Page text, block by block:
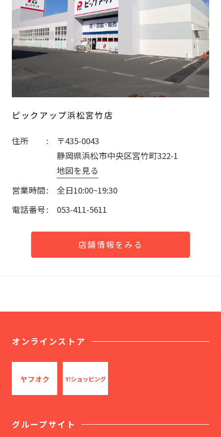
ピックアップ浜松宮竹店
住所
〒435-0043
静岡県浜松市中央区宮竹町322-1
地図を見る
営業時間
全日10:00~19:30
電話番号
053-411-5611
店舗情報をみる
オンラインストア
グループサイト